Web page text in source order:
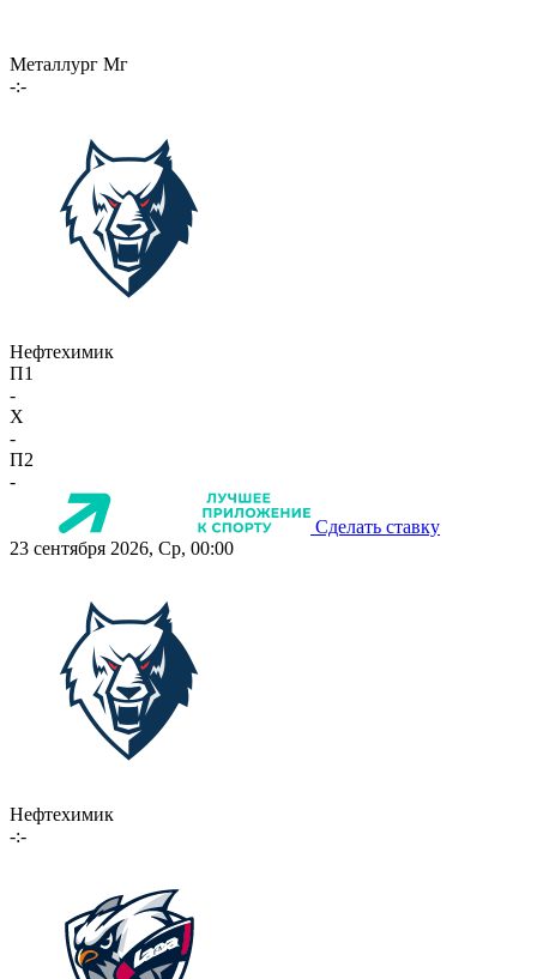
Металлург Мг
-:-
Нефтехимик
П1
-
X
-
П2
-
Сделать ставку
23 сентября 2026, Ср, 00:00
Нефтехимик
-:-